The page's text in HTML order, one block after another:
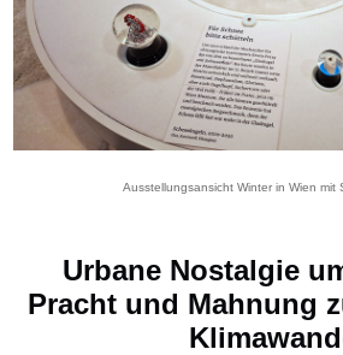
Ausstellungsansicht Winter in Wien mit
Urbane Nostalgie
Pracht und Mahnung